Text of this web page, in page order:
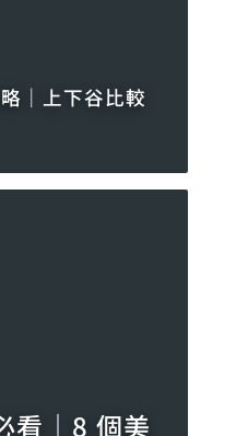
｜上下谷比較
看｜8 個美